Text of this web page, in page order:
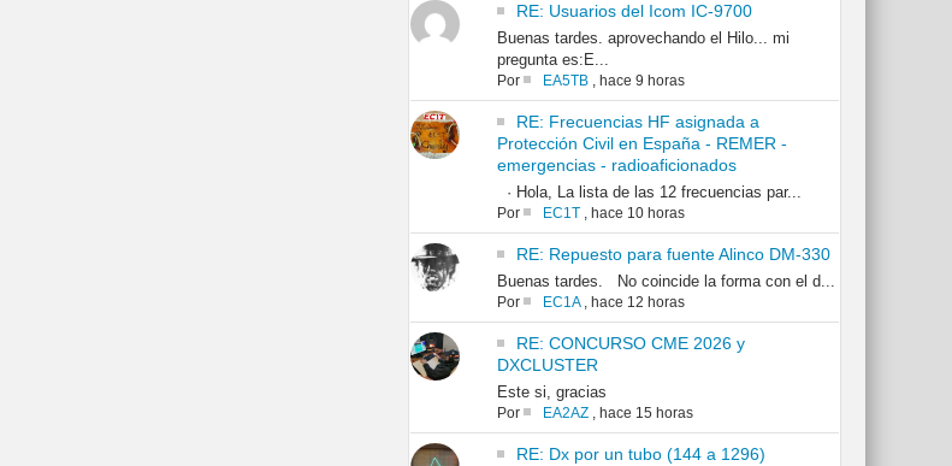
RE: Usuarios del Icom IC-9700
Buenas tardes. aprovechando el Hilo... mi
pregunta es:E...
Por EA5TB, hace 9 horas
RE: Frecuencias HF asignada a
Protección Civil en España - REMER -
emergencias - radioaficionados
· Hola, La lista de las 12 frecuencias par...
Por EC1T, hace 10 horas
RE: Repuesto para fuente Alinco DM-330
Buenas tardes. No coincide la forma con el d...
Por EC1A, hace 12 horas
RE: CONCURSO CME 2026 y
DXCLUSTER
Este si, gracias
Por EA2AZ, hace 15 horas
RE: Dx por un tubo (144 a 1296)